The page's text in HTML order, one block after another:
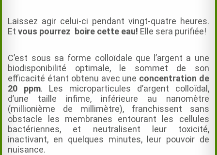
Laissez agir celui-ci pendant vingt-quatre heures.
Etvous pourrez boire cette eau! Elle sera purifiée!
C’est sous sa forme colloïdale que l’argent a une
biodisponibilité optimale, le sommet de son
efficacité étant obtenu avec une concentration de
20 ppm. Les microparticules d’argent colloïdal,
d’une taille infime, inférieure au nanomètre
(millionième de millimètre), franchissent sans
obstacle les membranes entourant les cellules
bactériennes, et neutralisent leur toxicité,
inactivant, en quelques minutes, leur pouvoir de
nuisance.